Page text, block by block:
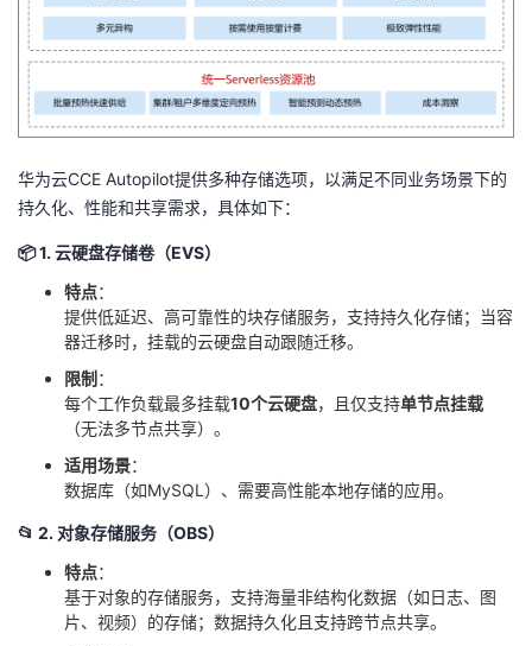
动
关
注
我
的
发
者
堂
我
Programs
的
支
我
华为云CCE Autopilot提供多种存储选项，以满足不同业务场景下的
持久化、性能和共享需求，具体如下：
📦 ​​1. 云硬盘存储卷（EVS）​
​特点​​：
提供低延迟、高可靠性的块存储服务，支持持久化存储；当容
器迁移时，挂载的云硬盘自动跟随迁移。
​限制​ ​：
每个工作负载最多挂载​​10个云硬盘​​，且仅支持​​单节点挂载​
（无法多节点共享）。
​适用场景​​：
数据库（如MySQL）、需要高性能本地存储的应用。
📂 ​ ​2. 对象存储服务（OBS）​
​特点​​：
基于对象的存储服务，支持海量非结构化数据（如日志、图
片、视频）的存储；数据持久化且支持跨节点共享。